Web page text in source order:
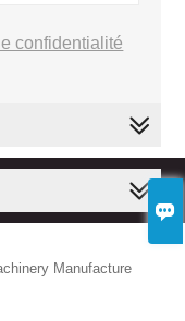

confidentialité
Manufacture